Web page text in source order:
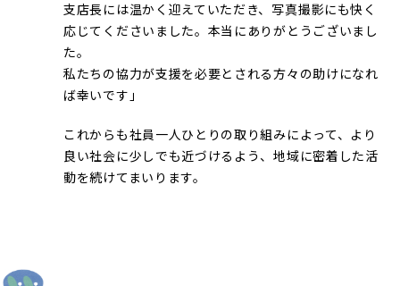
支店長には温かく迎えていただき、写真撮影にも快く
応じてくださいました。本当にありがとうございまし
た。
私たちの協力が支援を必要とされる方々の助けになれ
ば幸いです」
これからも社員一人ひとりの取り組みによって、より
良い社会に少しでも近づけるよう、地域に密着した活
動を続けてまいります。